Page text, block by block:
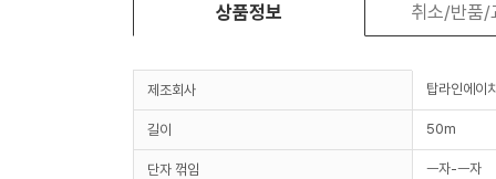
상품정보 취소/반품/
제조회사 탑라인에이
길이 50m
단자 꺾임 ㅡ자-ㅡ자